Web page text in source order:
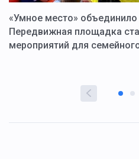
«Умное место»
Передвижная площадка
мероприятий для